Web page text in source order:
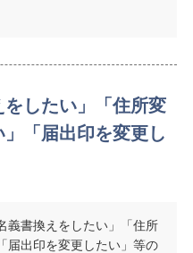
をしたい」「住所変
「届出印を変更し
義書換えをしたい」「住所
届出印を変更したい」等の